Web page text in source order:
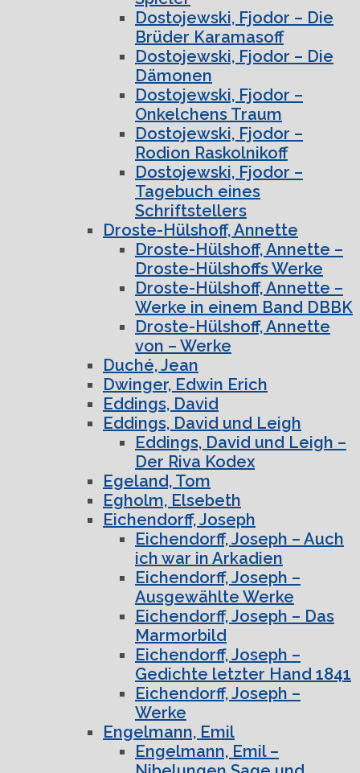
Dostojewski, Fjodor – Die
Brüder Karamasoff
Dostojewski, Fjodor – Die
Dämonen
Dostojewski, Fjodor –
Onkelchens Traum
Dostojewski, Fjodor –
Rodion Raskolnikoff
Dostojewski, Fjodor –
Tagebuch eines
Schriftstellers
Droste-Hülshoff, Annette
Droste-Hülshoff, Annette –
Droste-Hülshoffs Werke
Droste-Hülshoff, Annette –
Werke in einem Band DBBK
Droste-Hülshoff, Annette
von – Werke
Duché, Jean
Dwinger, Edwin Erich
Eddings, David
Eddings, David und Leigh
Eddings, David und Leigh –
Der Riva Kodex
Egeland, Tom
Egholm, Elsebeth
Eichendorff, Joseph
Eichendorff, Joseph – Auch
ich war in Arkadien
Eichendorff, Joseph –
Ausgewählte Werke
Eichendorff, Joseph – Das
Marmorbild
Eichendorff, Joseph –
Gedichte letzter Hand 1841
Eichendorff, Joseph –
Werke
Engelmann, Emil
Engelmann, Emil –